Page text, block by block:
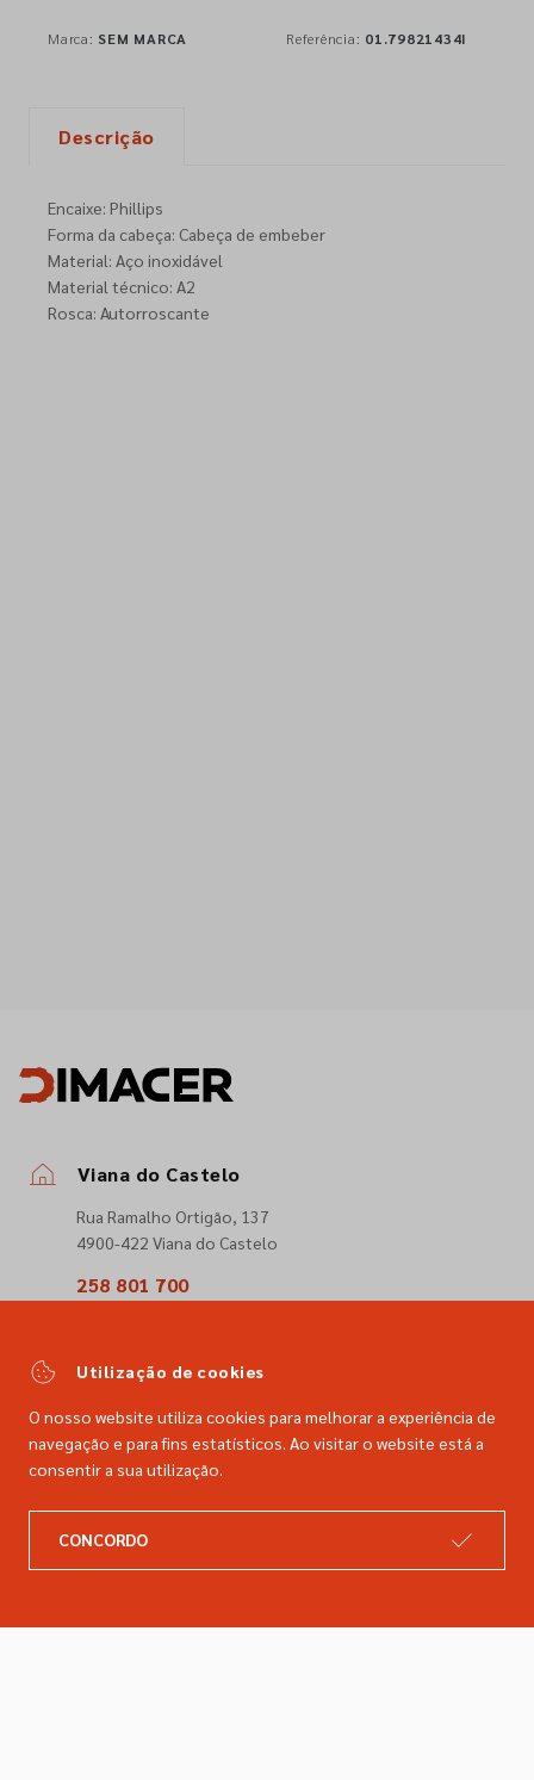
Marca: SEM MARCA Referência: 01.79821434I
Descrição
Encaixe: Phillips
Forma da cabeça: Cabeça de embeber
Material: Aço inoxidável
Material técnico: A2
Rosca: Autorroscante
Viana do Castelo
Rua Ramalho Ortigão, 137
4900-422 Viana do Castelo
258 801 700
comercial@dimacer.com
Catálogo
Utilização de cookies
O nosso website utiliza cookies para melhorar a experiência de
navegação e para fins estatísticos. Ao visitar o website está a
consentir a sua utilização.
CONCORDO